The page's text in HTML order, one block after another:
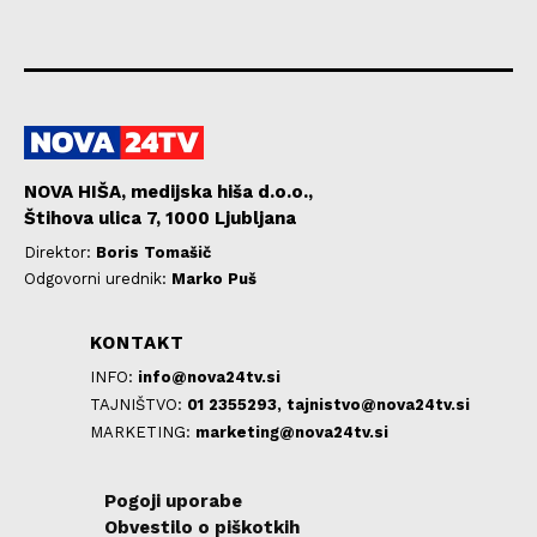
NOVA HIŠA, medijska hiša d.o.o.,
Štihova ulica 7, 1000 Ljubljana
Direktor: Boris Tomašič
Odgovorni urednik: Marko Puš
KONTAKT
INFO: info@nova24tv.si
TAJNIŠTVO: 01 2355293, tajnistvo@nova24tv.si
MARKETING: marketing@nova24tv.si
Pogoji uporabe
Obvestilo o piškotkih